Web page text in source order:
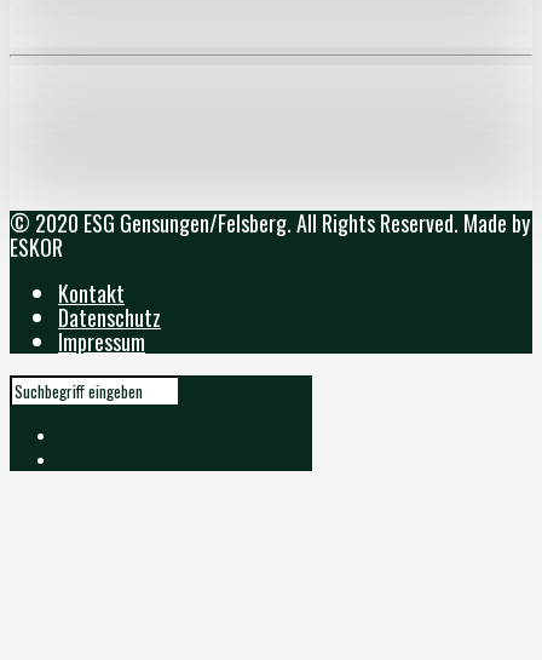
© 2020 ESG Gensungen/Felsberg. All Rights Reserved. Made by
ESKOR
Kontakt
Datenschutz
Impressum